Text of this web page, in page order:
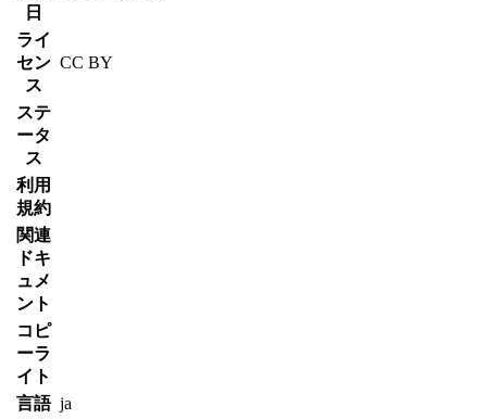
日
ライ
セン
ス
CC BY
ステ
ータ
ス
利用
規約
関連
ドキ
ュメ
ント
コピ
ーラ
イト
言語 ja